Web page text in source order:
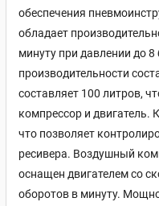
обеспечения
обладает
минуту при давлении до
производительности
составляет 100 литров,
компрессор и
что позволяет
ресивера. Воздушный
оснащен двигателем со
оборотов в минуту.